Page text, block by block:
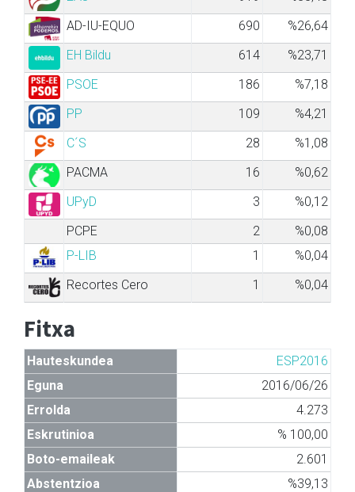
AD-IU-EQUO
690
%26,64
EH Bildu
614
%23,71
PSOE
186
%7,18
PP
109
%4,21
C´S
28
%1,08
PACMA
16
%0,62
UPyD
3
%0,12
PCPE
2
%0,08
P-LIB
1
%0,04
Recortes Cero
1 %0,04
Fitxa
Hauteskundea
ESP2016
Eguna
2016/06/26
Errolda
4.273
Eskrutinioa
% 100,00
Boto-emaileak
2.601
Abstentzioa
%39,13